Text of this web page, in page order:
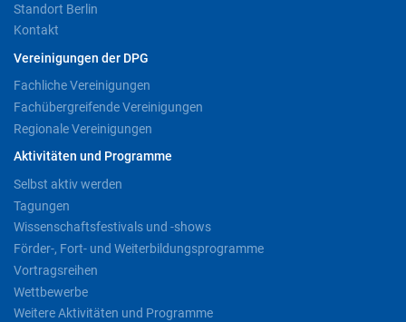
Standort Berlin
Kontakt
Vereinigungen der DPG
Fachliche Vereinigungen
Fachübergreifende Vereinigungen
Regionale Vereinigungen
Aktivitäten und Programme
Selbst aktiv werden
Tagungen
Wissenschaftsfestivals und -shows
Förder-, Fort- und Weiterbildungsprogramme
Vortragsreihen
Wettbewerbe
Weitere Aktivitäten und Programme